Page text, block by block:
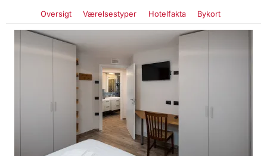
Oversigt Værelsestyper Hotelfakta Bykort